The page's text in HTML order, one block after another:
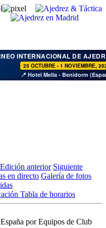
INTERNACIONAL DE
25 OCTUBRE - 1 NOVIEMBRE,
📍 Hotel Melia - Benidorm
Edición anterior Siguiente
en directo Galería de fotos
Tabla de horarios
por Equipos de Club